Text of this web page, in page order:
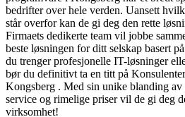
bedrifter over hele verden. Uansett
står overfor kan de gi deg den rette
Firmaets dedikerte team vil jobbe
beste løsningen for ditt selskap basert
du trenger profesjonelle IT-løsninger
bør du definitivt ta en titt på
Kongsberg . Med sin unike blanding
service og rimelige priser vil de gi deg
virksomhet!